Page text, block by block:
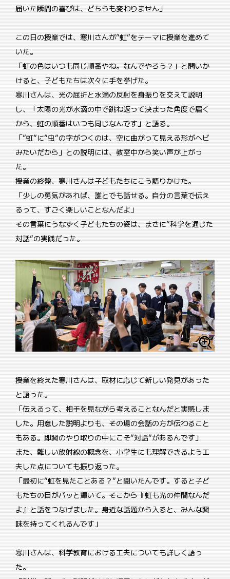
届いた瞬間の喜びは、どちらも変わりません」
この日の授業では、寒川さんが”虹”をテーマに授業を進めて
いた。
「虹の色はいつも同じ順番やね。なんでやろう？」と問いか
けると、子どもたちは次々に手を挙げた。
寒川さんは、光の屈折と水滴の反射を身振りを交えて説明
し、「太陽の光が水滴の中で跳ね返って決まった角度で届く
から、虹の順番はいつも同じなんです」と語る。
「”虹”に”虫”の字がつくのは、空に曲がって見える形がヘビ
みたいだから」との説明には、教室中から笑い声が上がっ
た。
授業の終盤、寒川さんは子どもたちにこう語りかけた。
「少しの勇気があれば、誰とでも話せる。自分の言葉で伝え
るって、すごく楽しいことなんだよ」
その言葉にうなずく子どもたちの姿は、まさに”科学を通じた
対話”の実践だった。
授業を終えた寒川さんは、取材に応じて新しい発見があった
と語った。
「伝えるって、相手を見ながら考えることなんだと実感しま
した。用意した説明よりも、その場の会話の方が伝わること
もある。即興のやり取りの中にこそ”対話”があるんです」
また、難しい放射線の概念を、小学生にも理解できるよう工
夫した点についても振り返った。
「最初に”虹を見たことある？”と聞いたんです。すると子ど
もたちの目がパッと輝いて。そこから『虹も光の仲間なんだ
よ』と話をつなげました。身近な話題から入ると、みんな興
味を持ってくれるんです」
寒川さんは、科学教育における工夫についても詳しく語っ
た。